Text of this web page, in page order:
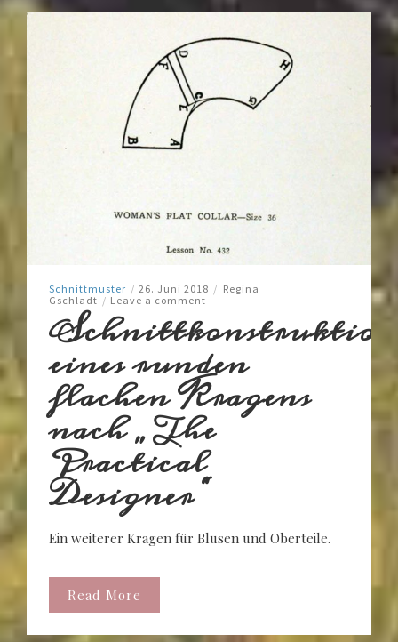
Schnittmuster / 26. Juni 2018 / Regina
Gschladt / Leave a comment
Schnittkonstruktion
eines runden
flachen Kragens
nach „The
Practical
Designer“
Ein weiterer Kragen für Blusen und Oberteile.
Read More